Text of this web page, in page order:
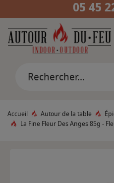
05 45
Accueil Autour de la table
La Fine Fleur Des Anges 85g -